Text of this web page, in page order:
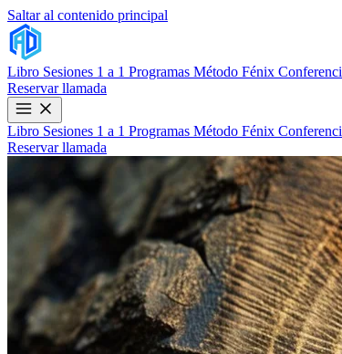
Saltar al contenido principal
Libro Sesiones 1 a 1 Programas Método Fénix
Reservar llamada
Libro Sesiones 1 a 1 Programas Método Fénix
Reservar llamada